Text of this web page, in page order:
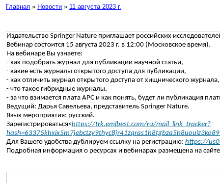
Главная » Новости » 11 августа 2023 г.
Издательство Springer Nature приглашает российских
Вебинар состоится 15 августа 2023 г. в 12:00 (Московское время).
На вебинаре Вы узнаете:
- как подобрать журнал для публикации научной статьи,
- какие есть журналы открытого доступа для публикации,
- как отличить журнал открытого доступа от хищнического журнала,
- что такое гибридные журналы,
- за что взимается плата APC и как понять, будет ли публикация
Ведущий: Дарья Савельева, представитель Springer Nature.
Язык мероприятия: русский.
Зарегистрироваться<https://trk.emlbest.com/ru/mail_link_tracker?
Для Вашего удобства дублируем ссылку на регистрацию: https://
Подробная информация о ресурсах и вебинарах размещена на